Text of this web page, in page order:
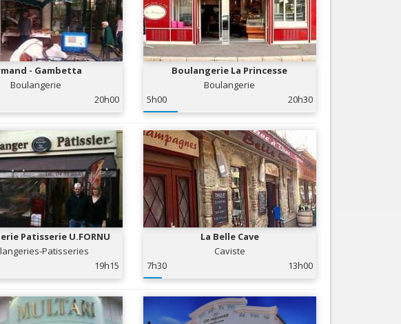
- Gambetta
Boulangerie
20h00
Boulangerie La Princesse
Boulangerie
5h00
20h30
Patisserie U.FORNU
Patisseries
19h15
La Belle Cave
Caviste
7h30
13h00